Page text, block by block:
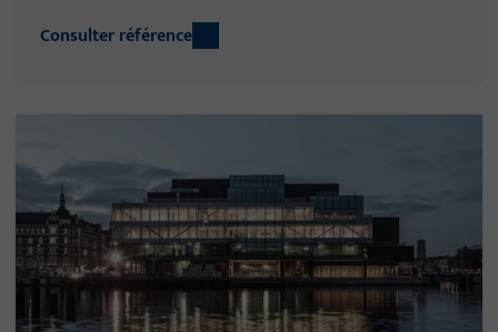
Consulter référence